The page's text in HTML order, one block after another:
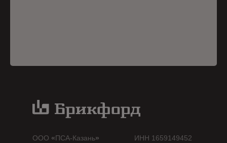
ИНН 1659149452
ООО «ПСА-Казань»